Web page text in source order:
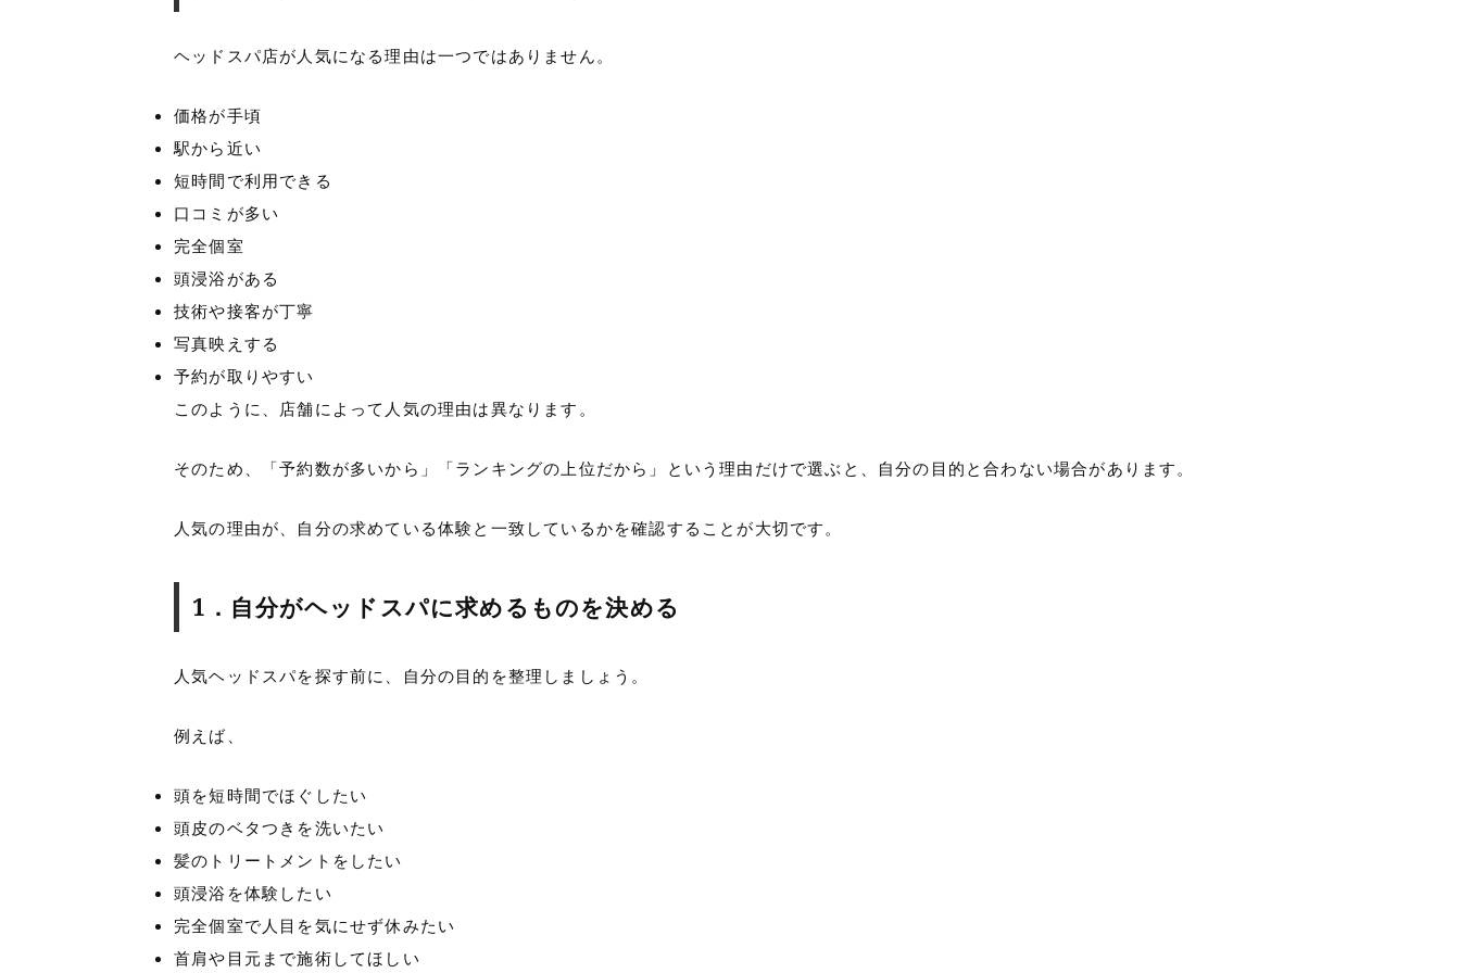
ヘッドスパ店が人気になる理由は一つではありません。
価格が手頃
駅から近い
短時間で利用できる
口コミが多い
完全個室
頭浸浴がある
技術や接客が丁寧
写真映えする
予約が取りやすい
このように、店舗によって人気の理由は異なります。
そのため、「予約数が多いから」「ランキングの上位だから」という理由だけで選ぶと、自分の目的と合わない場合があります。
人気の理由が、自分の求めている体験と一致しているかを確認することが大切です。
1．自分がヘッドスパに求めるものを決める
人気ヘッドスパを探す前に、自分の目的を整理しましょう。
例えば、
頭を短時間でほぐしたい
頭皮のベタつきを洗いたい
髪のトリートメントをしたい
頭浸浴を体験したい
完全個室で人目を気にせず休みたい
首肩や目元まで施術してほしい